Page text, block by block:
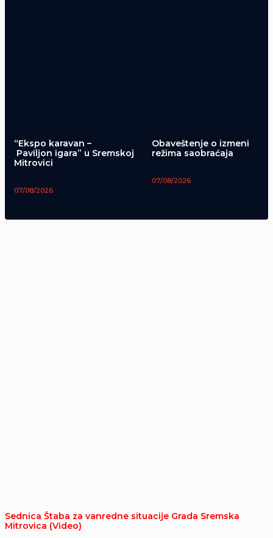
“Ekspo karavan –
Paviljon igara” u Sremskoj
Mitrovici
07/08/2026
Obaveštenje o izmeni
režima saobraćaja
07/08/2026
Sednica Štaba za vanredne situacije Grada Sremska
Mitrovica (Video)